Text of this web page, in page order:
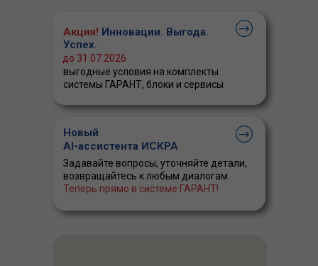
Акция! Инновации. Выгода.
Успех.
выгодные условия на комплекты
системы ГАРАНТ, блоки и сервисы
до 31.07.2026
Новый
AI-ассистента ИСКРА
Задавайте вопросы, уточняйте детали,
возвращайтесь к любым диалогам.
Теперь прямо в системе ГАРАНТ!